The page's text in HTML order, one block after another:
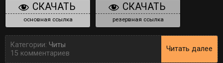
СКАЧАТЬ
основная ссылка
СКАЧАТЬ
резервная ссылка
Категории: Читы
15 комментариев
Читать далее